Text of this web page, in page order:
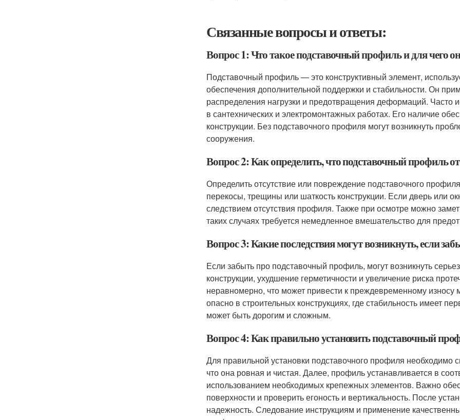
Связанные вопросы и ответы:
Вопрос 1: Что такое подставочный профиль и для чего
Подставочный профиль — это конструктивный элемент,
обеспечения дополнительной поддержки и стабильности. Он
распределения нагрузки и предотвращения деформаций. Часто
в сантехнических и электромонтажных работах. Его наличие
конструкции. Без подставочного профиля могут возникнуть
сооружения.
Вопрос 2: Как определить, что подставочный профиль
Определить отсутствие или повреждение подставочного
перекосы, трещины или шаткость конструкции. Если дверь или
следствием отсутствия профиля. Также при осмотре можно
таких случаях требуется немедленное вмешательство для
Вопрос 3: Какие последствия могут возникнуть, если
Если забыть про подставочный профиль, могут возникнуть
конструкции, ухудшение герметичности и увеличение риска
неравномерно, что может привести к преждевременному
опасно в строительных конструкциях, где стабильность имеет
может быть дорогим и сложным.
Вопрос 4: Как правильно установить подставочный
Для правильной установки подставочного профиля необходимо
что она ровная и чистая. Далее, профиль устанавливается в
использованием необходимых крепежных элементов. Важно
поверхности и проверить егоность и вертикальность. После
надежность. Следование инструкциям и применение